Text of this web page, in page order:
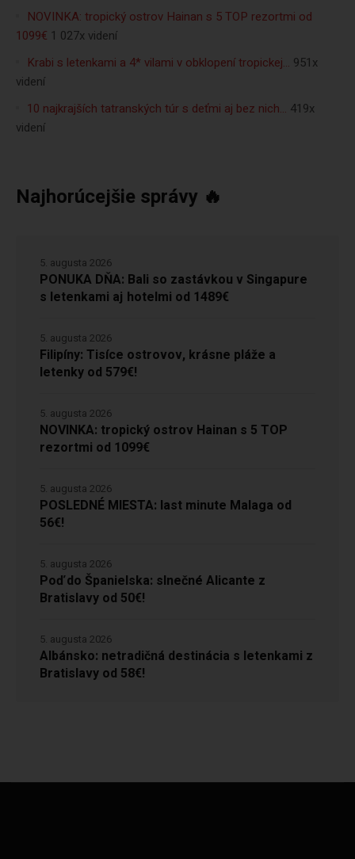
NOVINKA: tropický ostrov Hainan s 5 TOP rezortmi od
1099€ 1 027x videní
Krabi s letenkami a 4* vilami v obklopení tropickej… 951x
videní
10 najkrajších tatranských túr s deťmi aj bez nich… 419x
videní
Najhorúcejšie správy 🔥
PONUKA DŇA: Bali so zastávkou v Singapure
s letenkami aj hotelmi od 1489€
5. augusta 2026
Filipíny: Tisíce ostrovov, krásne pláže a
letenky od 579€!
5. augusta 2026
NOVINKA: tropický ostrov Hainan s 5 TOP
rezortmi od 1099€
5. augusta 2026
POSLEDNÉ MIESTA: last minute Malaga od
56€!
5. augusta 2026
Poď do Španielska: slnečné Alicante z
Bratislavy od 50€!
5. augusta 2026
Albánsko: netradičná destinácia s letenkami z
Bratislavy od 58€!
5. augusta 2026